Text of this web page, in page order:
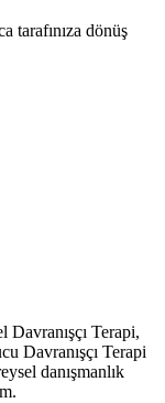
tarafınıza dönüş
Terapi,
Davranışçı Terapi
danışmanlık